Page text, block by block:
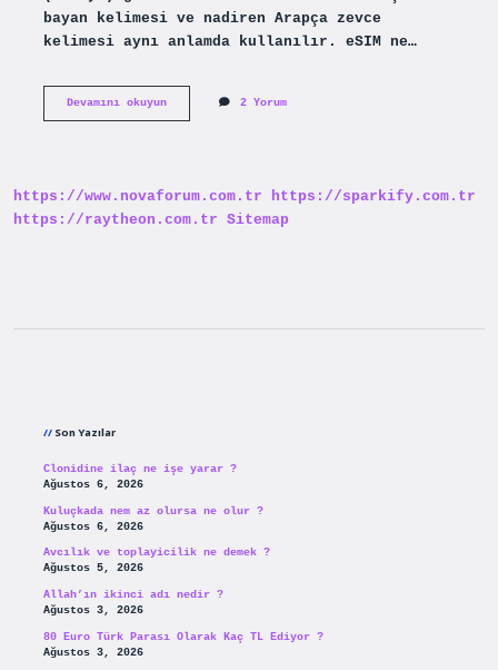
bayan kelimesi ve nadiren Arapça zevce
kelimesi aynı anlamda kullanılır. eSIM ne…
Devamını okuyunEşim
2 Yorum
https://www.novaforum.com.tr
https://sparkify.com.tr
https://raytheon.com.tr Sitemap
Son Yazılar
Clonidine ilaç ne işe yarar ?
Ağustos 6, 2026
Kuluçkada nem az olursa ne olur ?
Ağustos 6, 2026
Avcılık ve toplayicilik ne demek ?
Ağustos 5, 2026
Allah’ın ikinci adı nedir ?
Ağustos 3, 2026
80 Euro Türk Parası Olarak Kaç TL Ediyor ?
Ağustos 3, 2026